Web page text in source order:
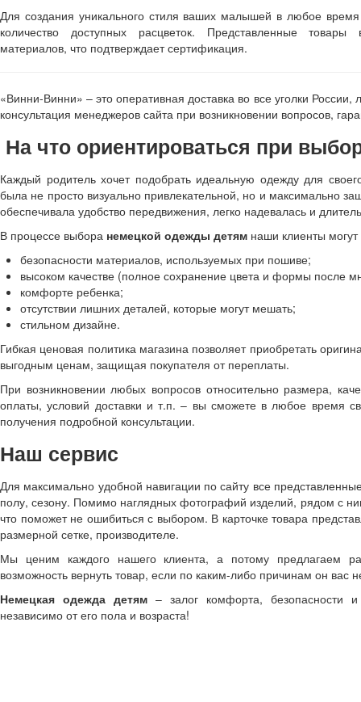
Для создания уникального стиля ваших малышей в любое время
количество доступных расцветок. Представленные товары
материалов, что подтверждает сертификация.
«Винни-Винни» – это оперативная доставка во все уголки
консультация менеджеров сайта при возникновении вопросов,
На что ориентироваться при
Каждый родитель хочет подобрать идеальную одежду для
была не просто визуально привлекательной, но и максимально
обеспечивала удобство передвижения, легко надевалась и
В процессе выбора немецкой одежды детям наши клиенты
безопасности материалов, используемых при пошиве;
высоком качестве (полное сохранение цвета и формы после
комфорте ребенка;
отсутствии лишних деталей, которые могут мешать;
стильном дизайне.
Гибкая ценовая политика магазина позволяет приобретать
выгодным ценам, защищая покупателя от переплаты.
При возникновении любых вопросов относительно размера,
оплаты, условий доставки и т.п. – вы сможете в любое время
получения подробной консультации.
Наш сервис
Для максимально удобной навигации по сайту все
полу, сезону. Помимо наглядных фотографий изделий, рядом с
что поможет не ошибиться с выбором. В карточке товара
размерной сетке, производителе.
Мы ценим каждого нашего клиента, а потому предлагаем
возможность вернуть товар, если по каким-либо причинам он вас
Немецкая одежда детям – залог комфорта, безопасности
независимо от его пола и возраста!